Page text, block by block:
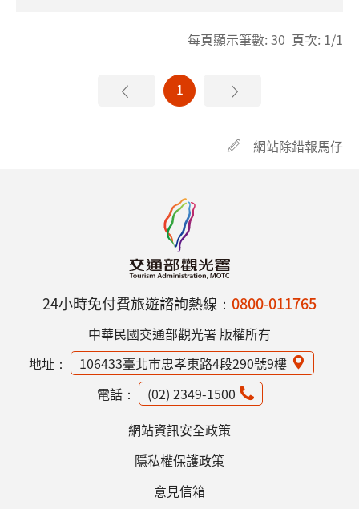
每頁顯示筆數: 30 頁次: 1/1
1
網站除錯報馬仔
24小時免付費旅遊諮詢熱線： 0800-011765
中華民國交通部觀光署 版權所有
地址：
106433臺北市忠孝東路4段290號9樓
電話：
(02) 2349-1500
網站資訊安全政策
隱私權保護政策
意見信箱